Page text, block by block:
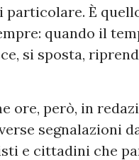
particolare. È
quando il
si sposta,
ore, però, in
segnalazioni
e cittadini che